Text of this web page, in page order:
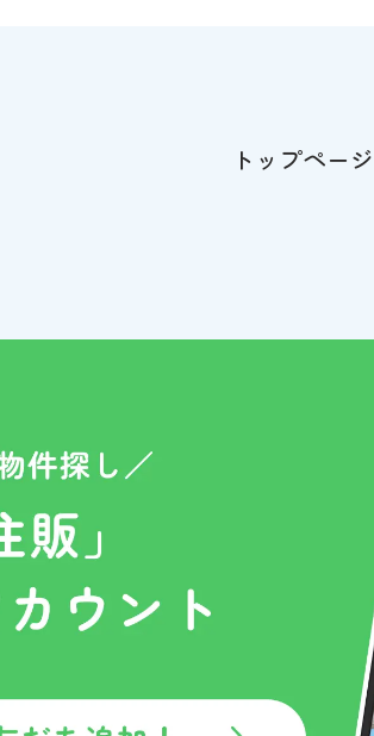
情報の収集にあたり掲示された規約等によ
ログよりお客様のIPアドレスを以下の理
ンを取得し、そのWebサーバーの設置場
きることはありません。
理のため。
について
の機能実現のための情報収集手段として
様がWebサイトを訪れた際に、お客様の
にシステムが個々のユーザーを認識する
いただいた情報を次回より再度入力して
トップペー